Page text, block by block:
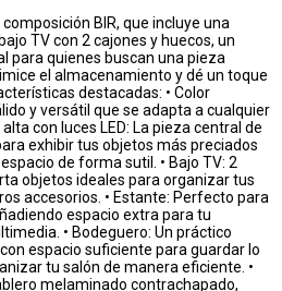
BIR, que incluye una
TV con 2 cajones y huecos, un
para quienes buscan una pieza
el almacenamiento y dé un toque
destacadas: • Color
y versátil que se adapta a cualquier
con luces LED: La pieza central de
exhibir tus objetos más preciados
de forma sutil. • Bajo TV: 2
objetos ideales para organizar tus
accesorios. • Estante: Perfecto para
espacio extra para tu
• Bodeguero: Un práctico
espacio suficiente para guardar lo
tu salón de manera eficiente. •
melaminado contrachapado,